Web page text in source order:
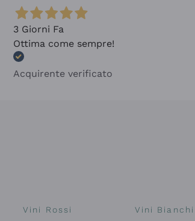
3 Giorni Fa
Ottima come sempre!
Acquirente verificato
Vini Rossi Vini Bianchi